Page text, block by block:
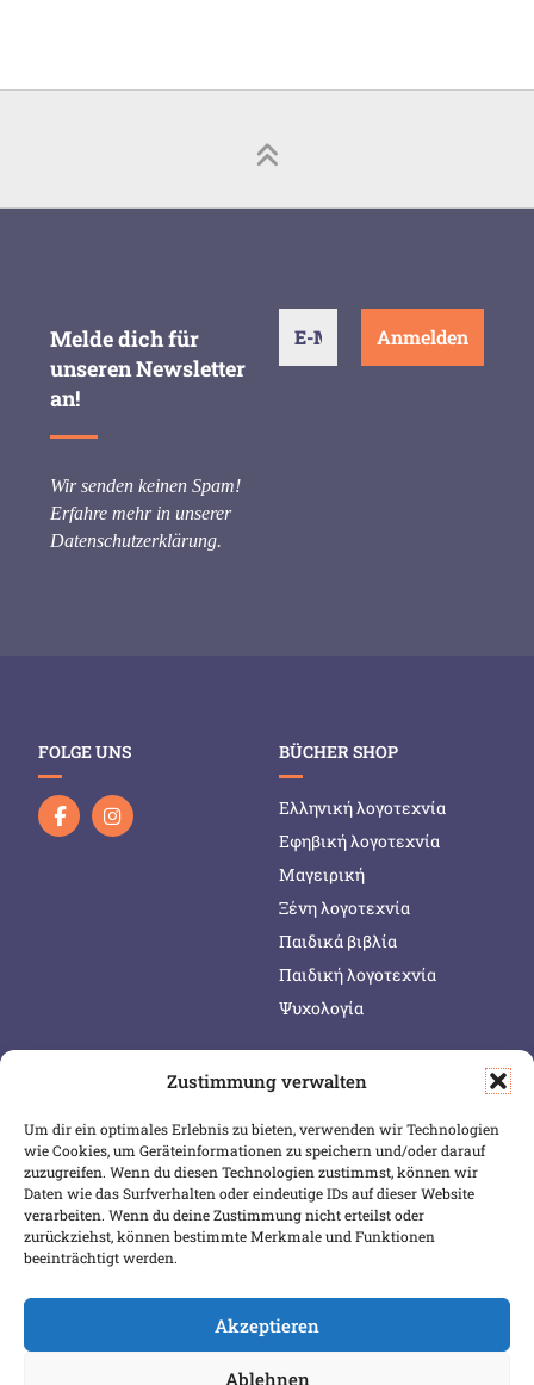
Zustimmung verwalten
Um dir ein optimales Erlebnis zu bieten, verwenden wir Technologien
wie Cookies, um Geräteinformationen zu speichern und/oder darauf
zuzugreifen. Wenn du diesen Technologien zustimmst, können wir
Daten wie das Surfverhalten oder eindeutige IDs auf dieser Website
verarbeiten. Wenn du deine Zustimmung nicht erteilst oder
zurückziehst, können bestimmte Merkmale und Funktionen
beeinträchtigt werden.
Akzeptieren
Ablehnen
Melde dich für
unseren Newsletter
an!
Wir senden keinen Spam!
Erfahre mehr in unserer
Datenschutzerklärung.
FOLGE UNS BÜCHER SHOP
Ελληνική λογοτεχνία
Εφηβική λογοτεχνία
Μαγειρική
Ξένη λογοτεχνία
Παιδικά βιβλία
Παιδική λογοτεχνία
Ψυχολογία
SERVICE & INFOS
Warenkorb
Wunschliste
Mein Konto
Versand & Lieferung
Zahlungsweisen
SICHER BEZAHLEN